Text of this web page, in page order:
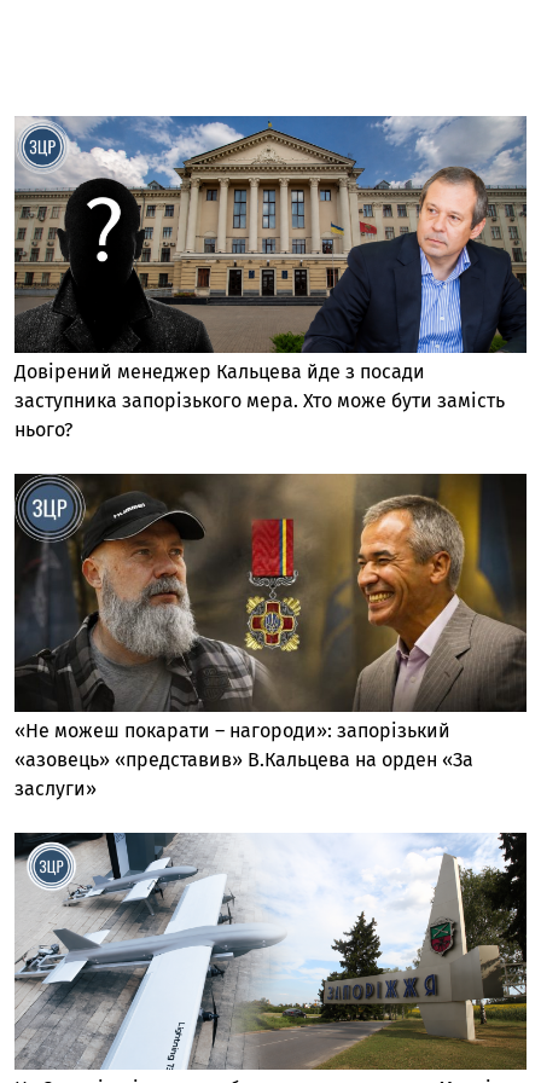
Довірений менеджер Кальцева йде з посади
заступника запорізького мера. Хто може бути замість
нього?
«Не можеш покарати – нагороди»: запорізький
«азовець» «представив» В.Кальцева на орден «За
заслуги»